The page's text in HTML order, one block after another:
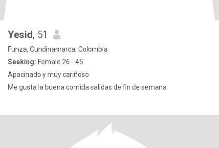
Yesid, 51
Funza, Cundinamarca, Colombia
Seeking: Female 26 - 45
Apacinado y muy cariñoso
Me gusta la buena comida salidas de fin de semana